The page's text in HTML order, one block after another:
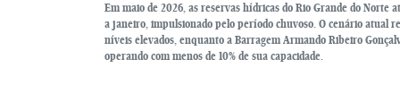
Em maio de 2026, as reservas hídricas do Rio Grande do Norte
a janeiro, impulsionado pelo período chuvoso. O cenário atual
níveis elevados, enquanto a Barragem Armando Ribeiro
operando com menos de 10% de sua capacidade.